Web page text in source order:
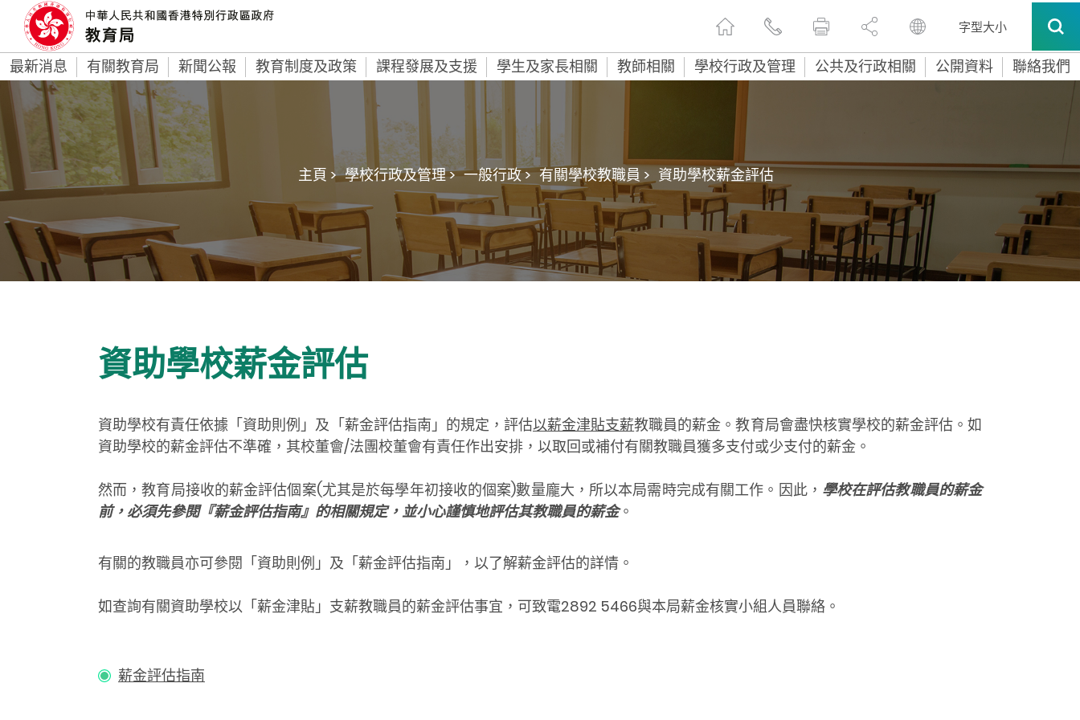
字型大小
最新消息 有關教育局 新聞公報 教育制度及政策 課程發展及支援 學生及家長相關 教師相關 學校行政及管理 公共及行政相關 公開資料 聯絡我們
主頁 > 學校行政及管理 > 一般行政 > 有關學校教職員 > 資助學校薪金評估
資助學校薪金評估
資助學校有責任依據「資助則例」及「薪金評估指南」的規定，評估以薪金津貼支薪教職員的薪金。教育局會盡快核實學校的薪金評估。如
資助學校的薪金評估不準確，其校董會/法團校董會有責任作出安排，以取回或補付有關教職員獲多支付或少支付的薪金。
然而，教育局接收的薪金評估個案(尤其是於每學年初接收的個案)數量龐大，所以本局需時完成有關工作。因此， 學校在評估教職員的薪金
前，必須先參閱『薪金評估指南』的相關規定，並小心謹慎地評估其教職員的薪金。
有關的教職員亦可參閱「資助則例」及 「薪金評估指南」 ，以了解薪金評估的詳情。
如查詢有關資助學校以「薪金津貼」支薪教職員的薪金評估事宜，可致電2892 5466與本局薪金核實小組人員聯絡。
薪金評估指南